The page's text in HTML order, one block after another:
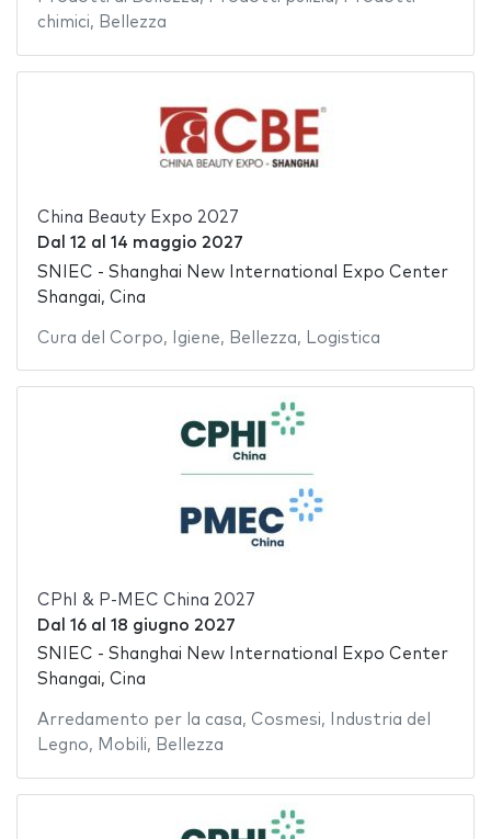
chimici, Bellezza
China Beauty Expo 2027
Dal 12 al 14 maggio 2027
SNIEC - Shanghai New International Expo Center
Shangai, Cina
Cura del Corpo, Igiene, Bellezza, Logistica
CPhI & P-MEC China 2027
Dal 16al 18 giugno 2027
SNIEC - Shanghai New International Expo Center
Shangai, Cina
Arredamento per la casa, Cosmesi,
Industria del
Legno, Mobili, Bellezza